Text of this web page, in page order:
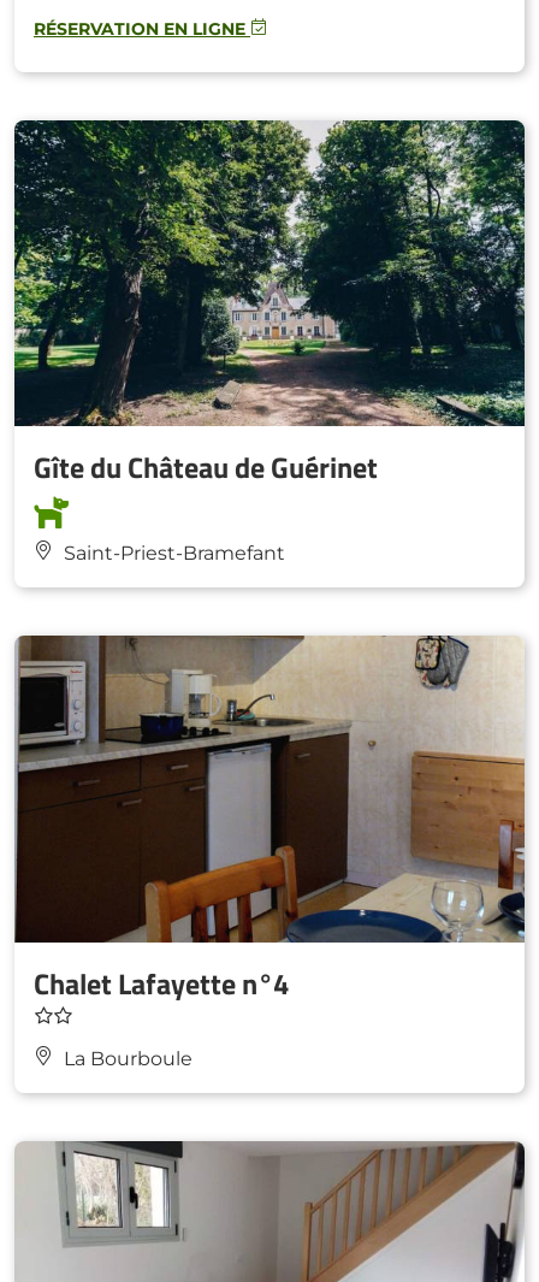
RÉSERVATION EN LIGNE
Gîte du Château de Guérinet
Saint-Priest-Bramefant
Chalet Lafayette n°4
La Bourboule